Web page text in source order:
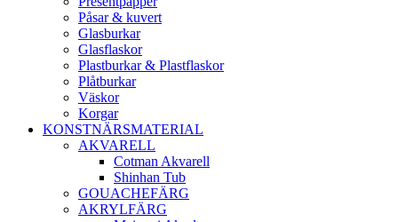
Påsar & kuvert
Glasburkar
Glasflaskor
Plastburkar & Plastflaskor
Plåtburkar
Väskor
Korgar
KONSTNÄRSMATERIAL
AKVARELL
Cotman Akvarell
Shinhan Tub
GOUACHEFÄRG
AKRYLFÄRG